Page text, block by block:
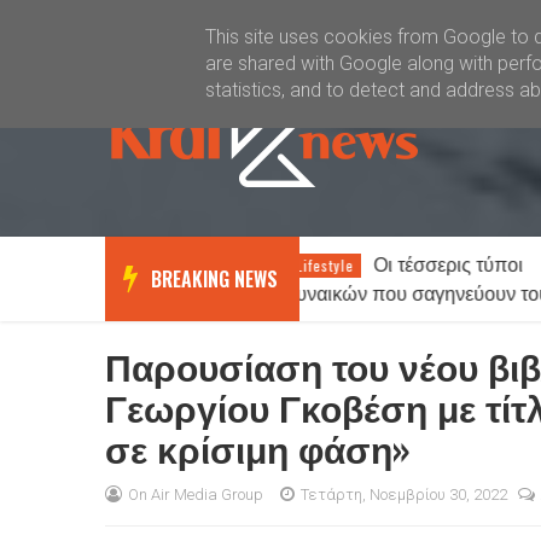
Καλώς ήλθατε Kral News
BREAKING NEWS
Οι τέσσερις τύποι
γυναικών που σαγηνεύουν τους
News
ΕΠΣ
2026 στο
Παρουσίαση του νέου
Γεωργίου Γκοβέση με
σε κρίσιμη φάση»
On Air Media Group Τετάρτη, Νοεμβρίου 30, 2022
This site uses cookies from Google to
are shared with Google along with
statistics, and to detect and address